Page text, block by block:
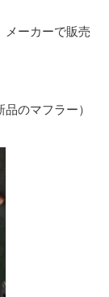
メーカーで販売
のマフラー）